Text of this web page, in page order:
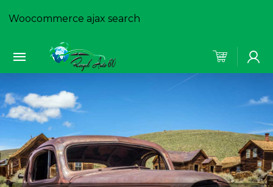
Woocommerce ajax search